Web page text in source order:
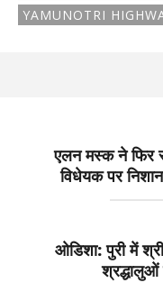
YAMUNOTRI
एलन मस्क ने फिर
विधेयक पर
ओडिशा: पुरी में